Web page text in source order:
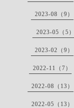
2023-08（9）
2023-05（5）
2023-02（9）
2022-11（7）
2022-08（13）
2022-05（13）